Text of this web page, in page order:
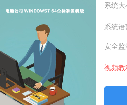
系统
系统
安全监
视频